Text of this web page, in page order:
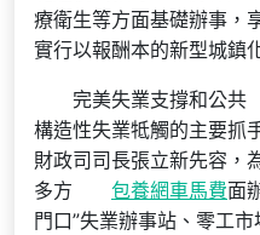
療衛生等方面基礎辦事，
實行以報酬本的新型城鎮
完美失業支撐和公共
構造性失業牴觸的主要抓
財政司司長張立新先容，
多方
包養網車馬費面
門口”失業辦事站、零工